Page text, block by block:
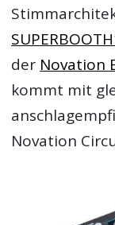
der Novation
kommt mit
Novation